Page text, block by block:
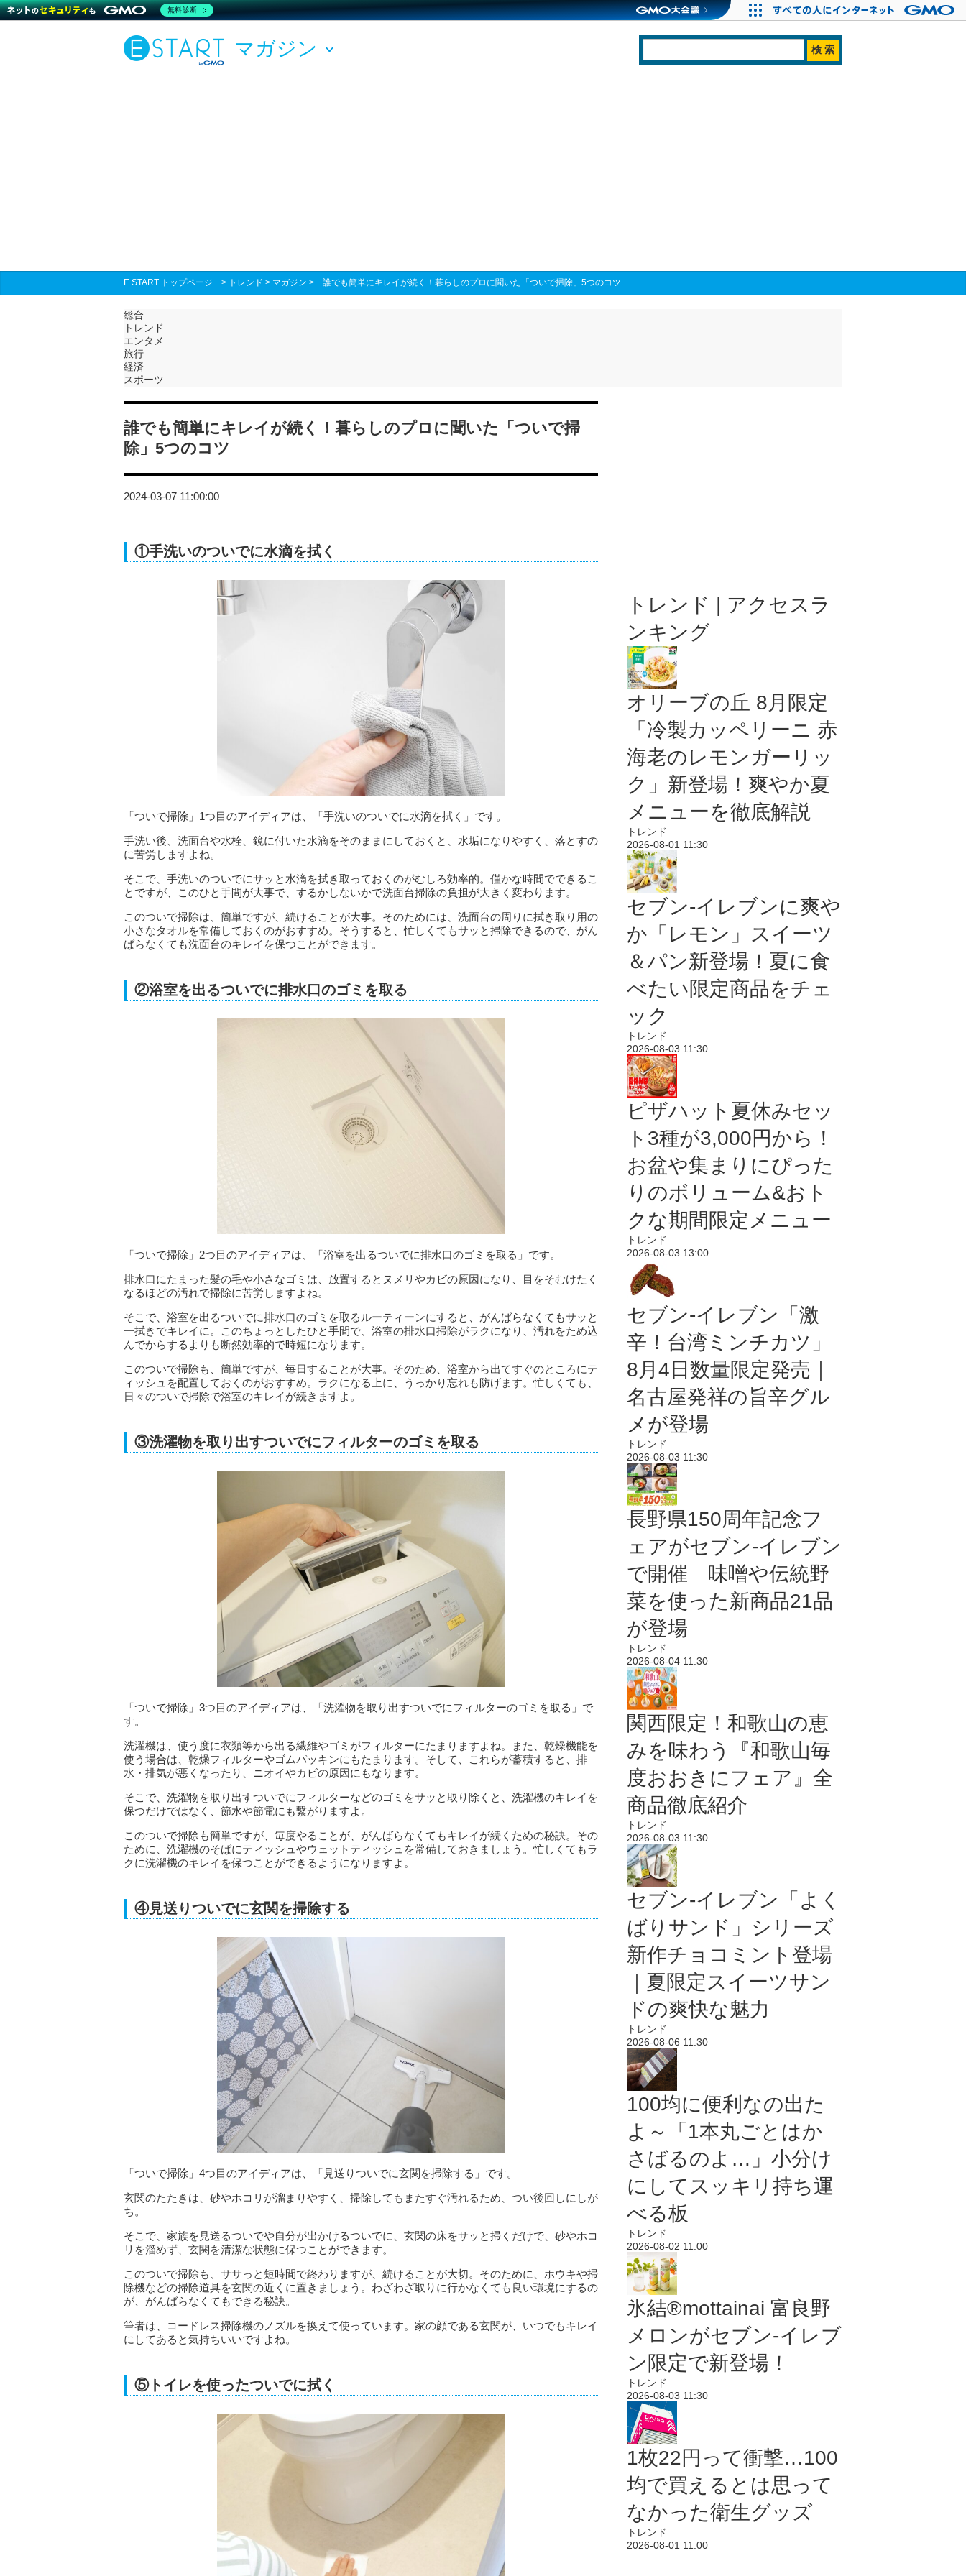
マガジン
E START トップページ > トレンド > マガジン > 誰でも簡単にキレイが続く！暮らしのプロに聞いた「ついで掃除」5つのコツ
総合
トレンド
エンタメ
旅行
経済
スポーツ
誰でも簡単にキレイが続く！暮らしのプロに聞いた「ついで掃
除」5つのコツ
2024-03-07 11:00:00
①手洗いのついでに水滴を拭く
「ついで掃除」1つ目のアイディアは、 「手洗いのついでに水滴を拭く」 です。
手洗い後、洗面台や水栓、鏡に付いた水滴をそのままにしておくと、水垢になりやすく、落とすの
に苦労しますよね。
そこで、手洗いのついでにサッと水滴を拭き取っておくのがむしろ効率的。僅かな時間でできるこ
とですが、このひと手間が大事で、するかしないかで洗面台掃除の負担が大きく変わります。
このついで掃除は、簡単ですが、続けることが大事。そのためには、洗面台の周りに拭き取り用の
小さなタオルを常備しておくのがおすすめ。そうすると、忙しくてもサッと掃除できるので、がん
ばらなくても洗面台のキレイを保つことができます。
②浴室を出るついでに排水口のゴミを取る
「ついで掃除」2つ目のアイディアは、 「浴室を出るついでに排水口のゴミを取る」 です。
排水口にたまった髪の毛や小さなゴミは、放置するとヌメリやカビの原因になり、目をそむけたく
なるほどの汚れで掃除に苦労しますよね。
そこで、浴室を出るついでに排水口のゴミを取るルーティーンにすると、がんばらなくてもサッと
一拭きでキレイに。このちょっとしたひと手間で、浴室の排水口掃除がラクになり、汚れをため込
んでからするよりも断然効率的で時短になります。
このついで掃除も、簡単ですが、毎日することが大事。そのため、浴室から出てすぐのところにテ
ィッシュを配置しておくのがおすすめ。ラクになる上に、うっかり忘れも防げます。忙しくても、
日々のついで掃除で浴室のキレイが続きますよ。
③洗濯物を取り出すついでにフィルターのゴミを取る
「ついで掃除」3つ目のアイディアは、 「洗濯物を取り出すついでにフィルターのゴミを取る」 で
す。
洗濯機は、使う度に衣類等から出る繊維やゴミがフィルターにたまりますよね。また、乾燥機能を
使う場合は、乾燥フィルターやゴムパッキンにもたまります。そして、これらが蓄積すると、排
水・排気が悪くなったり、ニオイやカビの原因にもなります。
そこで、洗濯物を取り出すついでにフィルターなどのゴミをサッと取り除くと、洗濯機のキレイを
保つだけではなく、節水や節電にも繋がりますよ。
このついで掃除も簡単ですが、毎度やることが、がんばらなくてもキレイが続くための秘訣。その
ために、洗濯機のそばにティッシュやウェットティッシュを常備しておきましょう。忙しくてもラ
クに洗濯機のキレイを保つことができるようになりますよ。
④見送りついでに玄関を掃除する
「ついで掃除」4つ目のアイディアは、 「見送りついでに玄関を掃除する」 です。
玄関のたたきは、砂やホコリが溜まりやすく、掃除してもまたすぐ汚れるため、つい後回しにしが
ち。
そこで、家族を見送るついでや自分が出かけるついでに、玄関の床をサッと掃くだけで、砂やホコ
リを溜めず、玄関を清潔な状態に保つことができます。
このついで掃除も、ササっと短時間で終わりますが、続けることが大切。そのために、ホウキや掃
除機などの掃除道具を玄関の近くに置きましょう。わざわざ取りに行かなくても良い環境にするの
が、がんばらなくてもできる秘訣。
筆者は、コードレス掃除機のノズルを換えて使っています。家の顔である玄関が、いつでもキレイ
にしてあると気持ちいいですよね。
⑤トイレを使ったついでに拭く
トレンド | アクセスラ
ンキング
オリーブの丘 8月限定
「冷製カッペリーニ 赤
海老のレモンガーリッ
ク」新登場！爽やか夏
メニューを徹底解説
トレンド
2026-08-01 11:30
セブン‐イレブンに爽や
か「レモン」スイーツ
＆パン新登場！夏に食
べたい限定商品をチェ
ック
トレンド
2026-08-03 11:30
ピザハット夏休みセッ
ト3種が3,000円から！
お盆や集まりにぴった
りのボリューム&おト
クな期間限定メニュー
トレンド
2026-08-03 13:00
セブン-イレブン「激
辛！台湾ミンチカツ」
8月4日数量限定発売｜
名古屋発祥の旨辛グル
メが登場
トレンド
2026-08-03 11:30
長野県150周年記念フ
ェアがセブン-イレブン
で開催 味噌や伝統野
菜を使った新商品21品
が登場
トレンド
2026-08-04 11:30
関西限定！和歌山の恵
みを味わう『和歌山毎
度おおきにフェア』全
商品徹底紹介
トレンド
2026-08-03 11:30
セブン‐イレブン「よく
ばりサンド」シリーズ
新作チョコミント登場
｜夏限定スイーツサン
ドの爽快な魅力
トレンド
2026-08-06 11:30
100均に便利なの出た
よ～「1本丸ごとはか
さばるのよ…」小分け
にしてスッキリ持ち運
べる板
トレンド
2026-08-02 11:00
氷結®mottainai 富良野
メロンがセブン‐イレブ
ン限定で新登場！
トレンド
2026-08-03 11:30
1枚22円って衝撃…100
均で買えるとは思って
なかった衛生グッズ
トレンド
2026-08-01 11:00
無料診断